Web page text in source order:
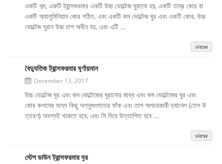
একটি শব্দ, একটি ট্রান্সফরমার একটি উচ্চ ভোল্টেজ ঘুরানো হয়, একটি তাম্র কোর বা
একটি অ্যালুমিনিয়াম কোর গঠিত, এবং একটি কম ভোল্টেজ ঘুর এবং একটি কোর, উচ্চ
ভোল্টেজ ঘুরান উচ্চ চাপ অধীন হয়, এবং এটি ...
view
বৈদ্যুতিক ট্রান্সফরমার ঘূর্ণায়মান
December 13, 2017
উচ্চ ভোল্টেজ ঘুর এবং কম ভোল্টেজের ঘুরানোর মধ্যে এবং কম ভোল্টেজের ঘুর এবং
কোর কলামের মধ্যে কিছু অগ্ন্যুৎপাতের ফাঁক এবং তাপ অপচয়কারী চ্যানেল (তেল উ
ত্তরণ) অবশ্যই থাকতে হবে, এবং সি দিয়ে উত্তাপিত হবে ...
view
স্টেপ ডাউন ট্রান্সফরমার ঘুর